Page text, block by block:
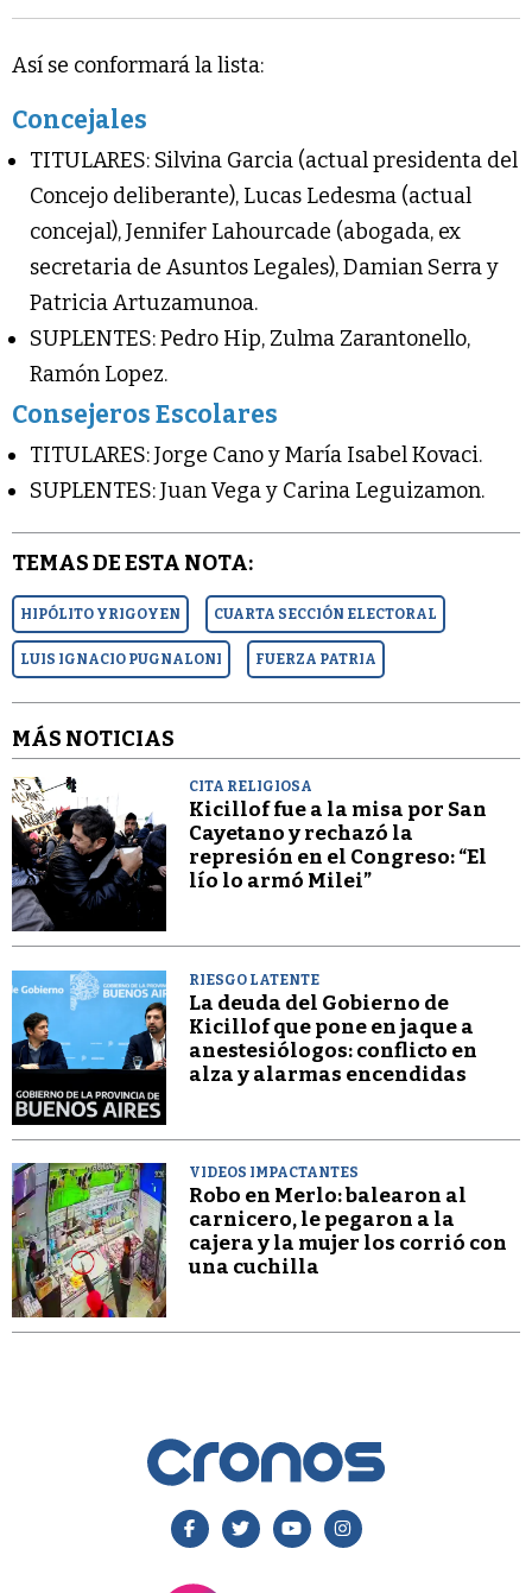
Así se conformará la lista:
Concejales
TITULARES: Silvina Garcia (actual presidenta del
Concejo deliberante), Lucas Ledesma (actual
concejal), Jennifer Lahourcade (abogada, ex
secretaria de Asuntos Legales), Damian Serra y
Patricia Artuzamunoa.
SUPLENTES: Pedro Hip, Zulma Zarantonello,
Ramón Lopez.
Consejeros Escolares
TITULARES: Jorge Cano y María Isabel Kovaci.
SUPLENTES: Juan Vega y Carina Leguizamon.
TEMAS DE ESTA NOTA:
HIPÓLITO YRIGOYEN CUARTA SECCIÓN ELECTORAL
LUIS IGNACIO PUGNALONI FUERZA PATRIA
MÁS NOTICIAS
CITA RELIGIOSA
Kicillof fue a la misa por San
Cayetano y rechazó la
represión en el Congreso: “El
lío lo armó Milei”
RIESGO LATENTE
La deuda del Gobierno de
Kicillof que pone en jaque a
anestesiólogos: conflicto en
alza y alarmas encendidas
VIDEOS IMPACTANTES
Robo en Merlo: balearon al
carnicero, le pegaron a la
cajera y la mujer los corrió con
una cuchilla